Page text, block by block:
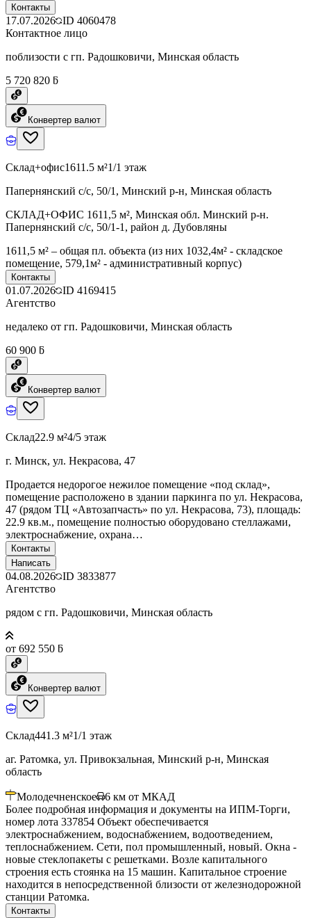
Контакты
17.07.2026 ID 4060478
Контактное лицо
поблизости с гп. Радошковичи, Минская область
5 720 820 ƃ
Конвертер валют
Склад+офис1611.5 м²1/1 этаж
Папернянский с/с, 50/1, Минский р-н, Минская область
СКЛАД+ОФИС 1611,5 м², Минская обл. Минский р-н.
Папернянский с/с, 50/1-1, район д. Дубовляны
1611,5 м² – общая пл. объекта (из них 1032,4м² - складское
помещение, 579,1м² - административный корпус)
Контакты
01.07.2026 ID 4169415
Агентство
недалеко от гп. Радошковичи, Минская область
60 900 ƃ
Конвертер валют
Склад22.9 м²4/5 этаж
г. Минск, ул. Некрасова, 47
Продается недорогое нежилое помещение «под склад»,
помещение расположено в здании паркинга по ул. Некрасова,
47 (рядом ТЦ «Автозапчасть» по ул. Некрасова, 73), площадь:
22.9 кв.м., помещение полностью оборудовано стеллажами,
электроснабжение, охрана…
Контакты
Написать
04.08.2026 ID 3833877
Агентство
рядом с гп. Радошковичи, Минская область
от 692 550 ƃ
Конвертер валют
Склад441.3 м²1/1 этаж
аг. Ратомка, ул. Привокзальная, Минский р-н, Минская
область
Молодечненское 6 км от МКАД
Более подробная информация и документы на ИПМ-Торги,
номер лота 337854 Объект обеспечивается
электроснабжением, водоснабжением, водоотведением,
теплоснабжением. Сети, пол промышленный, новый. Окна -
новые стеклопакеты с решетками. Возле капитального
строения есть стоянка на 15 машин. Капитальное строение
находится в непосредственной близости от железнодорожной
станции Ратомка.
Контакты